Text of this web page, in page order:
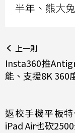
半年、熊大
上一則
Insta360推
能、支援8K 360
返校手機平板
iPad Air也砍